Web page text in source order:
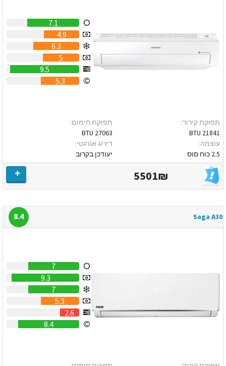
7.1
4.9
6.3
5
9.5
5.3
תפוקת קירור:
21841 BTU
עוצמה:
2.5 כוח סוס
תפוקת חימום:
27063 BTU
דירוג אנרגטי:
יעודכן בקרוב
5501₪
Saga A30
8.4
7
9.3
7
5.3
2.6
8.4